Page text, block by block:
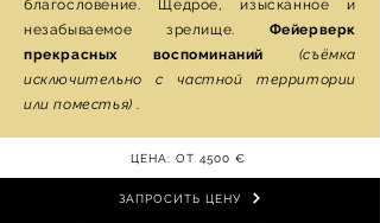
благословение. Щедрое, изысканное и
незабываемое зрелище. Фейерверк
прекрасных воспоминаний
(съёмка
исключительно с частной территории
или поместья) .
ЦЕНА: ОТ 4500 €
ЗАПРОСИТЬ ЦЕНУ